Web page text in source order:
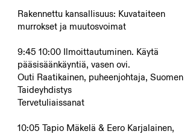
Rakennettu kansallisuus: Kuvataiteen
murrokset ja muutosvoimat
9:45 10:00 Ilmoittautuminen. Käytä
pääsisäänkäyntiä, vasen ovi.
Outi Raatikainen, puheenjohtaja, Suomen
Taideyhdistys
Tervetuliaissanat
10:05 Tapio Mäkelä & Eero Karjalainen,